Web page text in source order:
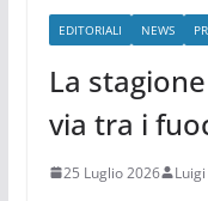
EDITORIALI NEWS
La
via tra i
25 Luglio 2026 Luigi